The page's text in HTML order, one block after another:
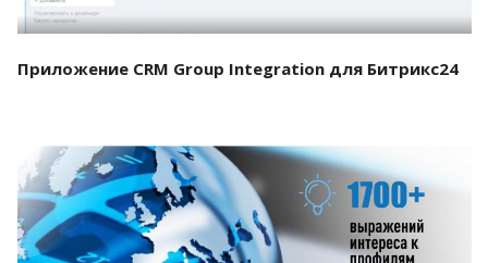
Приложение CRM Group Integration для Битрикс24